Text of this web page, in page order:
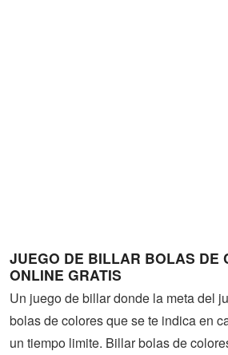
Animaciones
JUEGO DE BILLAR BOLAS DE
ONLINE GRATIS
Un juego de billar donde la meta del
bolas de colores que se te indica en
un tiempo limite. Billar bolas de